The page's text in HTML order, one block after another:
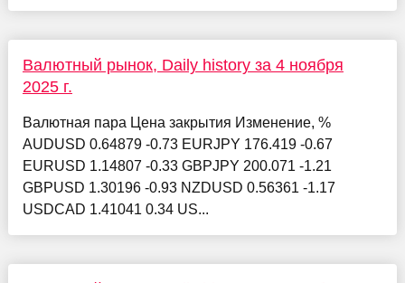
Валютный рынок, Daily history за 4 ноября
2025 г.
Валютная пара Цена закрытия Изменение, %
AUDUSD 0.64879 -0.73 EURJPY 176.419 -0.67
EURUSD 1.14807 -0.33 GBPJPY 200.071 -1.21
GBPUSD 1.30196 -0.93 NZDUSD 0.56361 -1.17
USDCAD 1.41041 0.34 US...